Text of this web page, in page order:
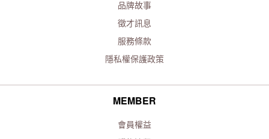
品牌故事
徵才訊息
服務條款
隱私權保護政策
MEMBER
會員權益